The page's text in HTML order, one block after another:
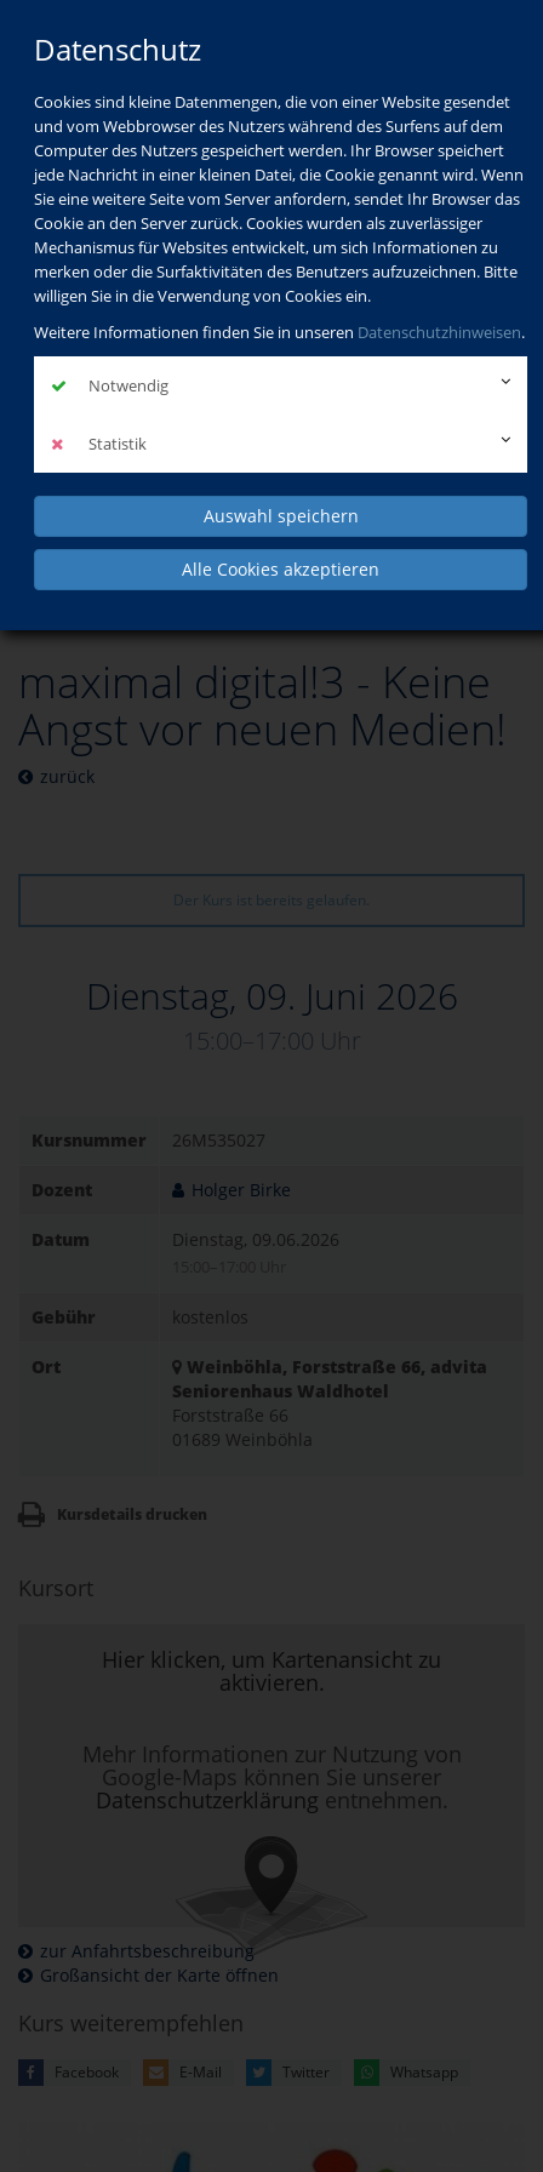
Datenschutz
Cookies sind kleine Datenmengen, die von einer Website gesendet
und vom Webbrowser des Nutzers während des Surfens auf dem
Computer des Nutzers gespeichert werden. Ihr Browser speichert
jede Nachricht in einer kleinen Datei, die Cookie genannt wird. Wenn
Sie eine weitere Seite vom Server anfordern, sendet Ihr Browser das
Cookie an den Server zurück. Cookies wurden als zuverlässiger
Mechanismus für Websites entwickelt, um sich Informationen zu
merken oder die Surfaktivitäten des Benutzers aufzuzeichnen. Bitte
willigen Sie in die Verwendung von Cookies ein.
Weitere Informationen finden Sie in unseren Datenschutzhinweisen.
Notwendig
Statistik
Auswahl speichern
Alle Cookies akzeptieren
maximal digital!3 - Keine
Angst vor neuen Medien!
zurück
Der Kurs ist bereits gelaufen.
Dienstag, 09. Juni 2026
15:00–17:00 Uhr
Kursnummer 26M535027
Dozent Holger Birke
Datum Dienstag, 09.06.2026
Gebühr kostenlos
Ort
Weinböhla, Forststraße 66, advita
Seniorenhaus Waldhotel
Forststraße 66
01689 Weinböhla
Kursdetails drucken
Kursort
Hier klicken, um Kartenansicht zu
aktivieren.
Mehr Informationen zur Nutzung von
Google-Maps können Sie unserer
Datenschutzerklärung entnehmen.
zur Anfahrtsbeschreibung
Großansicht der Karte öffnen
Kurs weiterempfehlen
Facebook E-Mail Twitter Whatsapp